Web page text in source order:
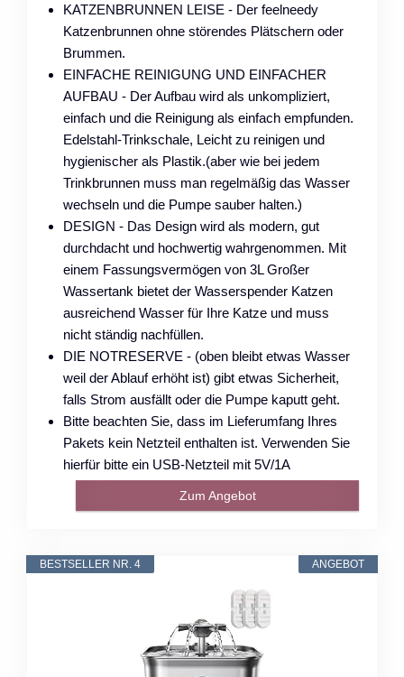
KATZENBRUNNEN LEISE - Der feelneedy
Katzenbrunnen ohne störendes Plätschern oder
Brummen.
EINFACHE REINIGUNG UND EINFACHER
AUFBAU - Der Aufbau wird als unkompliziert,
einfach und die Reinigung als einfach empfunden.
Edelstahl-Trinkschale, Leicht zu reinigen und
hygienischer als Plastik.(aber wie bei jedem
Trinkbrunnen muss man regelmäßig das Wasser
wechseln und die Pumpe sauber halten.)
DESIGN - Das Design wird als modern, gut
durchdacht und hochwertig wahrgenommen. Mit
einem Fassungsvermögen von 3L Großer
Wassertank bietet der Wasserspender Katzen
ausreichend Wasser für Ihre Katze und muss
nicht ständig nachfüllen.
DIE NOTRESERVE - (oben bleibt etwas Wasser
weil der Ablauf erhöht ist) gibt etwas Sicherheit,
falls Strom ausfällt oder die Pumpe kaputt geht.
Bitte beachten Sie, dass im Lieferumfang Ihres
Pakets kein Netzteil enthalten ist. Verwenden Sie
hierfür bitte ein USB-Netzteil mit 5V/1A
Zum Angebot
ANGEBOT
BESTSELLER NR. 4